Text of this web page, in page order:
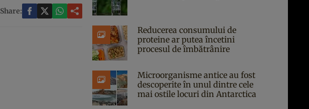
Share:
Reducerea consumului de
proteine ar putea încetini
procesul de îmbătrânire
Microorganisme antice au fost
descoperite în unul dintre cele
mai ostile locuri din Antarctica